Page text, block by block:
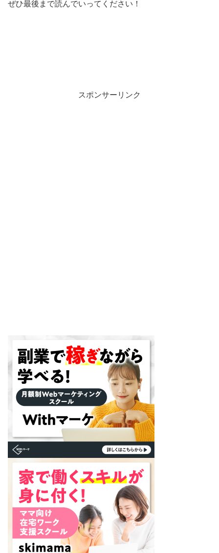
ぜひ最後まで読んでいってください！
スポンサーリンク